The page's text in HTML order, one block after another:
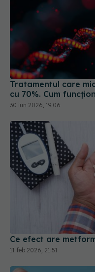
Tratamentul care
cu 70%. Cum
30 iun 2026, 19:06
Ce efect are
11 feb 2026, 21:51